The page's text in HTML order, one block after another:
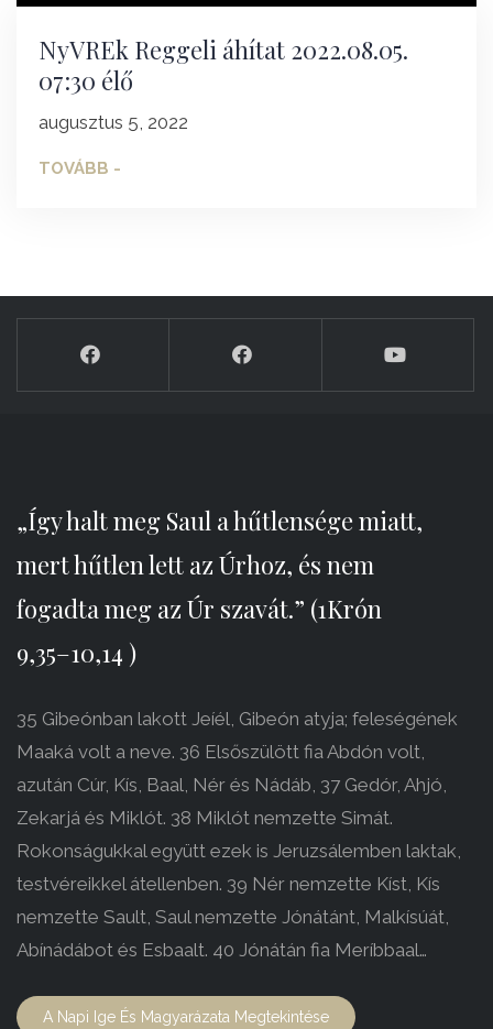
NyVREk Reggeli áhítat 2022.08.05.
07:30 élő
augusztus 5, 2022
TOVÁBB -
„Így halt meg Saul a hűtlensége miatt,
mert hűtlen lett az Úrhoz, és nem
fogadta meg az Úr szavát.” (1Krón
9,35–10,14 )
35 Gibeónban lakott Jeíél, Gibeón atyja; feleségének
Maaká volt a neve. 36 Elsőszülött fia Abdón volt,
azután Cúr, Kís, Baal, Nér és Nádáb, 37 Gedór, Ahjó,
Zekarjá és Miklót. 38 Miklót nemzette Simát.
Rokonságukkal együtt ezek is Jeruzsálemben laktak,
testvéreikkel átellenben. 39 Nér nemzette Kíst, Kís
nemzette Sault, Saul nemzette Jónátánt, Malkísúát,
Abínádábot és Esbaalt. 40 Jónátán fia Meríbbaal…
A Napi Ige És Magyarázata Megtekintése